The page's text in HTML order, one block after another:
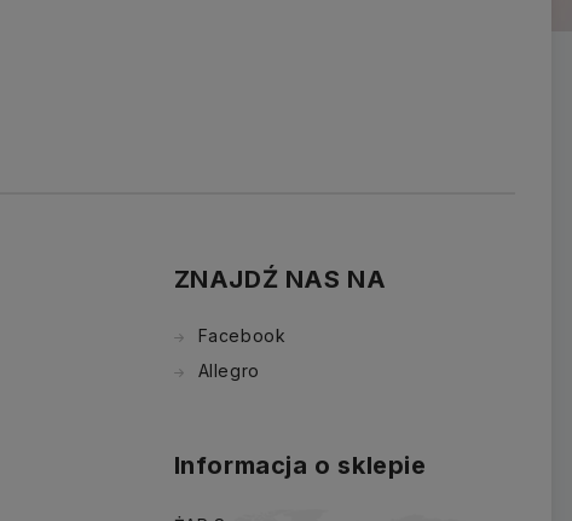
ZNAJDŹ NAS NA
Facebook
Allegro
Informacja o sklepie